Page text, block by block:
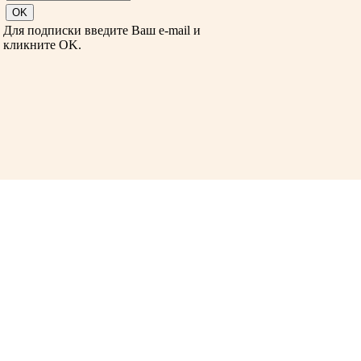
Для подписки введите Ваш e-mail и
кликните OK.